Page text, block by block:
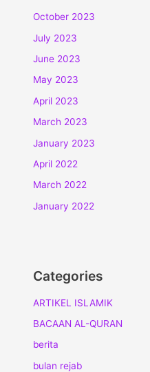
October 2023
July 2023
June 2023
May 2023
April 2023
March 2023
January 2023
April 2022
March 2022
January 2022
Categories
ARTIKEL ISLAMIK
BACAAN AL-QURAN
berita
bulan rejab